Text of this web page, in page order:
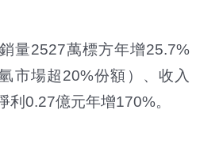
量2527萬標方年增25.7%
市場超20%份額）、收入
利0.27億元年增170%。